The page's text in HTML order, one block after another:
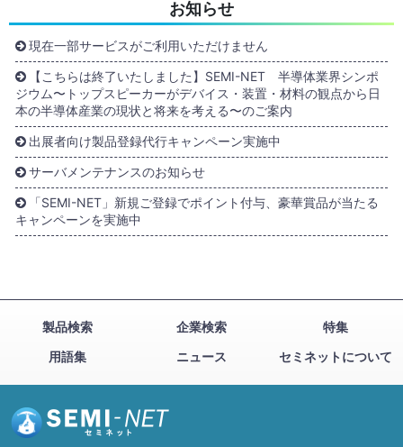
お知らせ
現在一部サービスがご利用いただけません
【こちらは終了いたしました】SEMI-NET 半導体業界シンポ
ジウム〜トップスピーカーがデバイス・装置・材料の観点から日
本の半導体産業の現状と将来を考える〜のご案内
出展者向け製品登録代行キャンペーン実施中
サーバメンテナンスのお知らせ
「SEMI-NET」新規ご登録でポイント付与、豪華賞品が当たる
キャンペーンを実施中
製品検索 企業検索
特集
用語集
ニュース セミネットについて